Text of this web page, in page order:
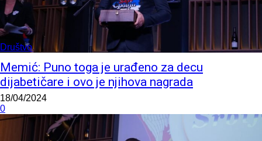
Društvo
Memić: Puno toga je urađeno za decu
dijabetičare i ovo je njihova nagrada
18/04/2024
0